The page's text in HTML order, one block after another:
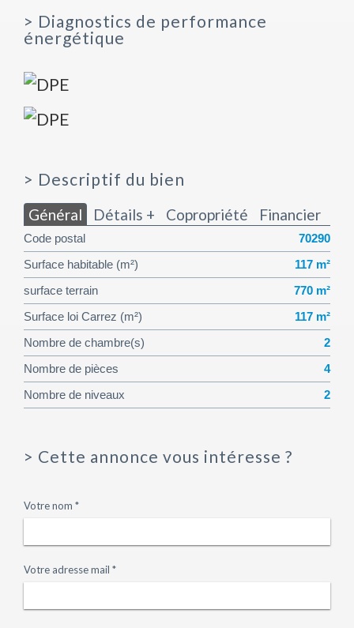
> Diagnostics de performance
énergétique
> Descriptif du bien
Général Détails + Copropriété Financier
Code postal 70290
Surface habitable (m²) 117 m²
surface terrain 770 m²
Surface loi Carrez (m²) 117 m²
Nombre de chambre(s) 2
Nombre de pièces 4
Nombre de niveaux 2
> Cette annonce vous intéresse ?
Votre nom *
Votre adresse mail *